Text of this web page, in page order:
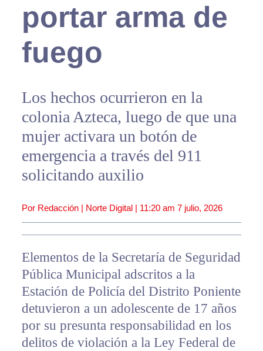
portar arma de
fuego
Los hechos ocurrieron en la
colonia Azteca, luego de que una
mujer activara un botón de
emergencia a través del 911
solicitando auxilio
Por Redacción | Norte Digital | 11:20 am 7 julio, 2026
Elementos de la Secretaría de Seguridad
Pública Municipal adscritos a la
Estación de Policía del Distrito Poniente
detuvieron a un adolescente de 17 años
por su presunta responsabilidad en los
delitos de violación a la Ley Federal de